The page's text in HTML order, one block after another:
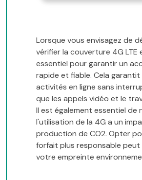
Lorsque vous envisagez de
vérifier la couverture 4G LTE
essentiel pour garantir un
rapide et fiable. Cela garantit
activités en ligne sans
que les appels vidéo et le
Il est également essentiel de
l'utilisation de la 4G a un
production de CO2. Opter
forfait plus responsable peut
votre empreinte